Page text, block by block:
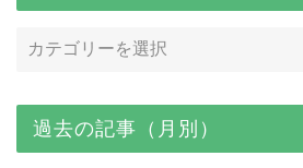
過去の記事（月別）